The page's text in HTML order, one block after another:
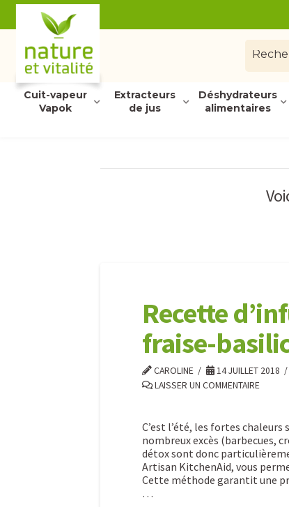
Cuit-vapeur
Vapok
Extracteurs
de jus
Déshydrateurs
alimentaires
Recette
fraise-
CAROLINE 14 JUILLET 2018
LAISSER UN COMMENTAIRE
C’est l’été, les fortes
nombreux excès (barbecues,
détox sont donc
Artisan KitchenAid, vous
Cette méthode garantit une
…